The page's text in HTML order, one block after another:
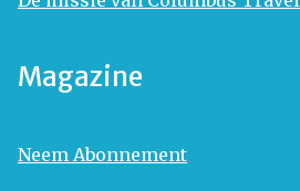
Magazine
Neem Abonnement